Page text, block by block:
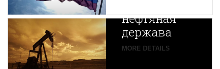
нефтяная
держава
MORE DETAILS